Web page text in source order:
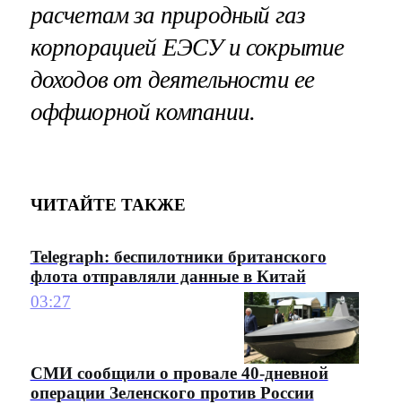
расчетам за природный газ
корпорацией ЕЭСУ и сокрытие
доходов от деятельности ее
оффшорной компании.
ЧИТАЙТЕ ТАКЖЕ
Telegraph: беспилотники британского
флота отправляли данные в Китай
03:27
СМИ сообщили о провале 40-дневной
операции Зеленского против России